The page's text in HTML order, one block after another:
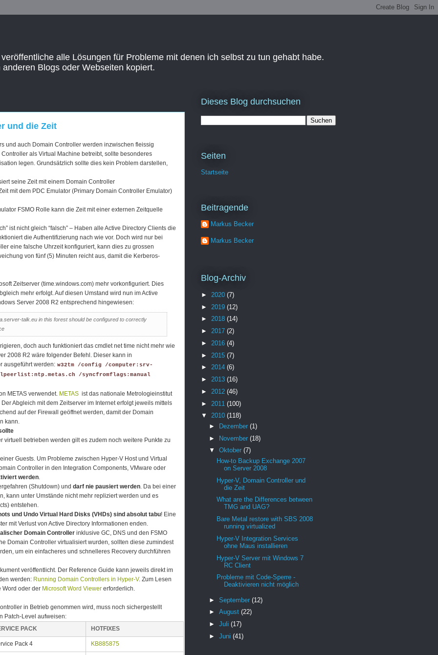
alle Lösungen für Probleme mit denen ich selbst zu tun gehabt habe.
Blogs oder Webseiten kopiert.
und die Zeit
und auch Domain Controller werden inzwischen fleissig
als Virtual Machine betreibt, sollte besonderes
legen. Grundsätzlich sollte dies kein Problem darstellen,
seine Zeit mit einem Domain Controller
mit dem PDC Emulator (Primary Domain Controller Emulator)
FSMO Rolle kann die Zeit mit einer externen Zeitquelle
ist nicht gleich “falsch” – Haben alle Active Directory Clients die
die Authentifizierung nach wie vor. Doch wird nur bei
eine falsche Uhrzeit konfiguriert, kann dies zu grossen
von fünf (5) Minuten reicht aus, damit die Kerberos-
Zeitserver (time.windows.com) mehr vorkonfiguriert. Dies
mehr erfolgt. Auf diesen Umstand wird nun im Active
Server 2008 R2 entsprechend hingewiesen:
talk.eu in this forest should be configured to correctly
doch auch funktioniert das cmdlet net time nicht mehr wie
2008 R2 wäre folgender Befehl. Dieser kann in
ausgeführt werden: w32tm /config /computer:srv-
/syncfromflags:manual
METAS verwendet. METAS ist das nationale Metrologieinstitut
Abgleich mit dem Zeitserver im Internet erfolgt jeweils mittels
auf der Firewall geöffnet werden, damit der Domain
kann.
virtuell betrieben werden gilt es zudem noch weitere Punkte zu
Guests. Um Probleme zwischen Hyper-V Host und Virtual
Controller in den Integration Components, VMware oder
werden.
(Shutdown) und darf nie pausiert werden. Da bei einer
kann unter Umstände nicht mehr repliziert werden und es
entstehen.
und Undo Virtual Hard Disks (VHDs) sind absolut tabu! Eine
mit Verlust von Active Directory Informationen enden.
Domain Controller inklusive GC, DNS und den FSMO
Domain Controller virtualisiert wurden, sollten diese zumindest
um ein einfacheres und schnelleres Recovery durchführen
veröffentlicht. Der Reference Guide kann jeweils direkt im
werden: Running Domain Controllers in Hyper-V. Zum Lesen
Word oder der Microsoft Word Viewer erforderlich.
in Betrieb genommen wird, muss noch sichergestellt
Patch-Level aufweisen:
PACK HOTFIXES
Pack 4 KB885875
Dieses Blog durchsuchen
Seiten
Startseite
Beitragende
Markus Becker
Markus Becker
Blog-Archiv
► 2020 (7)
► 2019 (12)
► 2018 (14)
► 2017 (2)
► 2016 (4)
► 2015 (7)
► 2014 (6)
► 2013 (16)
► 2012 (46)
► 2011 (100)
▼ 2010 (118)
►
Dezember (1)
► November (18)
▼ Oktober (7)
How-to Backup Exchange 2007
on Server 2008
Hyper-V, Domain Controller und
die Zeit
What are the Differences between
TMG and UAG?
Bare Metal restore with SBS 2008
running virtualized
Hyper-V Integration Services
ohne Maus installieren
Hyper-V Server mit Windows 7
RC Client
Probleme mit Code-Sperre -
Deaktivieren nicht möglich
► September (12)
► August (22)
► Juli (17)
► Juni (41)